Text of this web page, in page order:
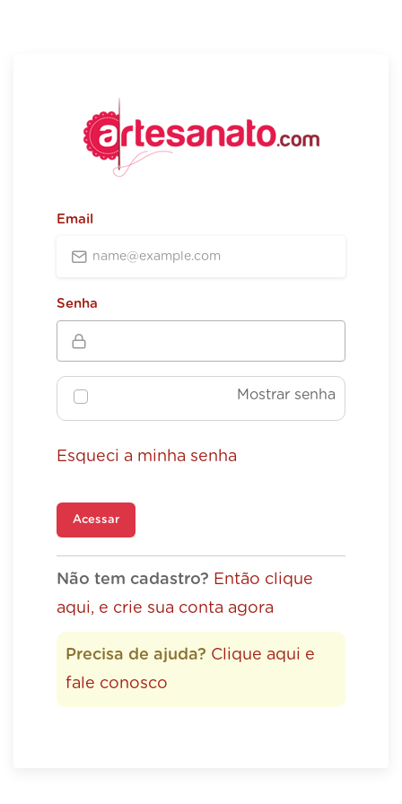
Email
Senha
Mostrar senha
Esqueci a minha senha
Acessar
Não tem cadastro? Então clique
aqui, e crie sua conta agora
Precisa de ajuda? Clique aqui e
fale conosco